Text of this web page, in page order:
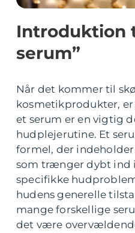
Introduktion
serum”
Når det kommer til
kosmetikprodukter,
et serum er en vigtig
hudplejerutine. Et
formel, der
som trænger dybt ind
specifikke
hudens generelle
mange forskellige
det være